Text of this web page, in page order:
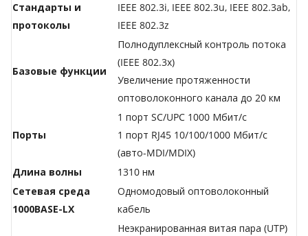
Стандарты и
протоколы
IEEE 802.3i, IEEE 802.3u, IEEE 802.3ab,
IEEE 802.3z
Базовые функции
Полнодуплексный контроль потока
(IEEE 802.3x)
Увеличение протяженности
оптоволоконного канала до 20 км
Порты
1 порт SC/UPC 1000 Мбит/с
1 порт RJ45 10/100/1000 Мбит/с
(авто-MDI/MDIX)
Длина волны
1310 нм
Сетевая среда
1000BASE-LX
Одномодовый оптоволоконный
кабель
Неэкранированная витая пара (UTP)